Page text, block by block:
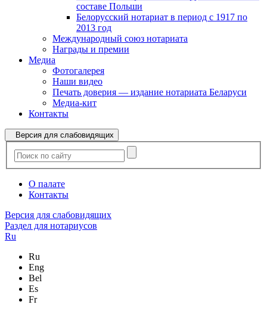
составе Польши
Белорусский нотариат в период с 1917 по
2013 год
Международный союз нотариата
Награды и премии
Медиа
Фотогалерея
Наши видео
Печать доверия — издание нотариата Беларуси
Медиа-кит
Контакты
Версия для слабовидящих
О палате
Контакты
Версия для слабовидящих
Раздел для нотариусов
Ru
Ru
Eng
Bel
Es
Fr